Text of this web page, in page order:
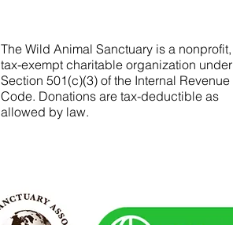
The Wild Animal Sanctuary is a nonprofit,
tax-exempt charitable organization under
Section 501(c)(3) of the Internal Revenue
Code. Donations are tax-deductible as
allowed by law.